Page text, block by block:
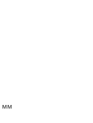
мм